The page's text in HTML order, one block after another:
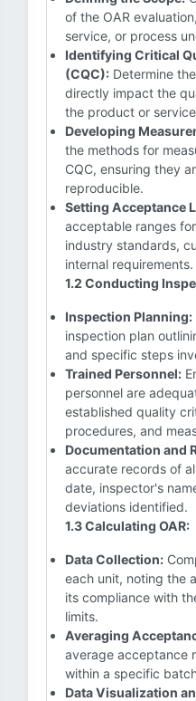
of the OAR
service, or process
Identifying Critical
(CQC): Determine
directly impact the
the product or
Developing
the methods for
CQC, ensuring they
reproducible.
Setting Acceptance
acceptable ranges
industry standards,
internal requirements.
1.2 Conducting
Inspection Planning:
inspection plan
and specific steps
Trained Personnel:
personnel are
established quality
procedures, and
Documentation and
accurate records of
date, inspector's
deviations identified.
1.3 Calculating OAR:
Data Collection:
each unit, noting the
its compliance with
limits.
Averaging
average acceptance
within a specific
Data Visualization